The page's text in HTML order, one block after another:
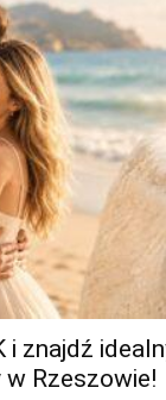
i znajdź
Rzeszowie!